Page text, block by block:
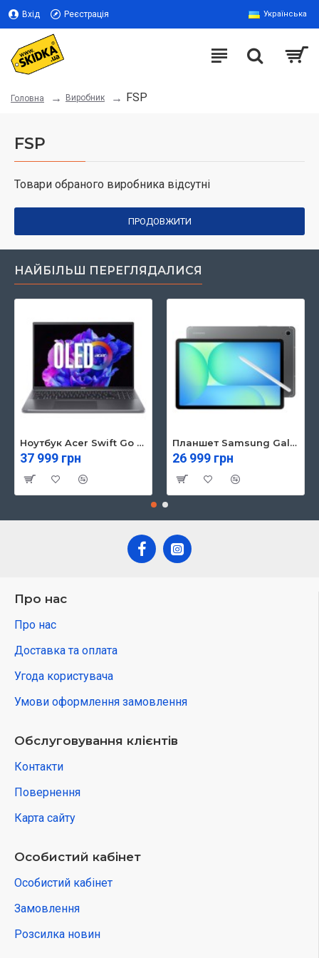
Вхід Реєстрація Українська
Головна Виробник FSP
FSP
Товари обраного виробника відсутні
ПРОДОВЖИТИ
НАЙБІЛЬШ ПЕРЕГЛЯДАЛИСЯ
Ноутбук Acer Swift Go 16 SFG16-71 (NX.KVZEU.003)
37 999 грн
Планшет Samsung Galaxy Tab S10 FE 5G 8/128GB Gray (SM-X526BZAREUC)
26 999 грн
Про нас
Про нас
Доставка та оплата
Угода користувача
Умови оформлення замовлення
Обслуговування клієнтів
Контакти
Повернення
Карта сайту
Особистий кабінет
Особистий кабінет
Замовлення
Розсилка новин